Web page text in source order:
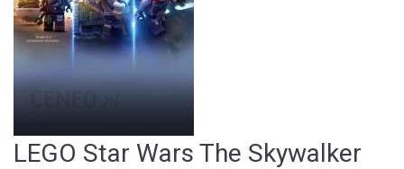
LEGO Star Wars The Skywalker